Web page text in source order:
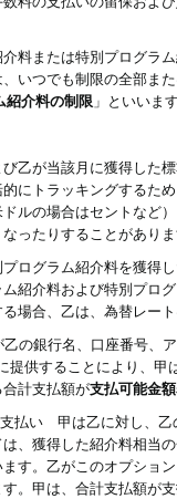
料または特別プログラ
、いつでも制限の全部
紹介料の制限 」といいま
乙が当該月に獲得した
にトラッキングするた
ルの場合はセントなど
ったりすることがあり
ログラム紹介料を獲得
紹介料および特別プロ
場合、乙は、為替レー
の銀行名、口座番号、
提供することにより、
計支払額が支払可能金
払い 甲は乙に対し、乙
、獲得した紹介料相当
す。乙がこのオプショ
。甲は、合計支払額が